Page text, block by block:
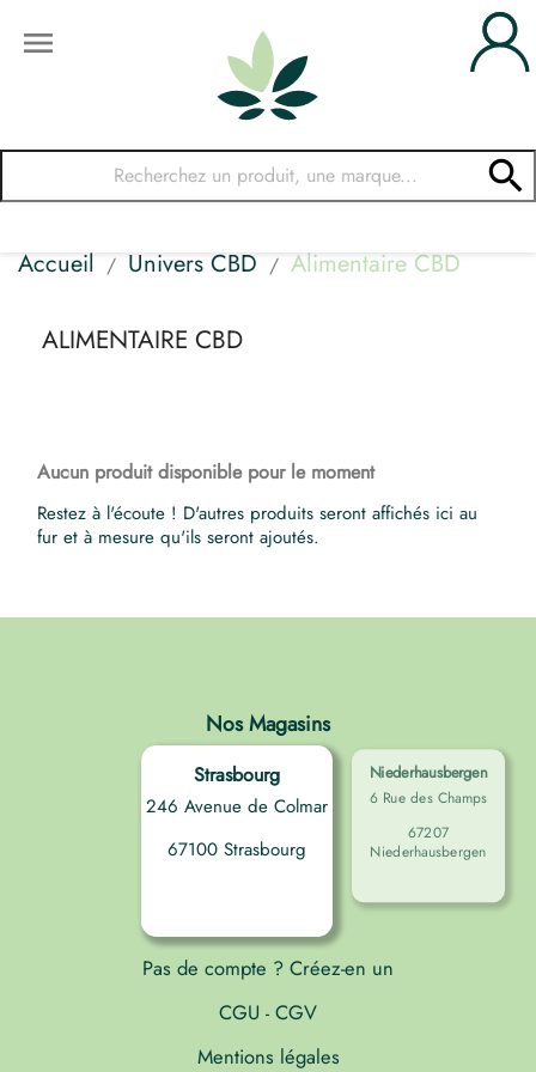


Accueil Univers CBD Alimentaire CBD
ALIMENTAIRE CBD
Aucun produit disponible pour le moment
Restez à l'écoute ! D'autres produits seront affichés ici au
fur et à mesure qu'ils seront ajoutés.
Nos Magasins
Strasbourg
246 Avenue de Colmar
67100 Strasbourg
Niederhausbergen
6 Rue des Champs
67207
Niederhausbergen
Pas de compte ? Créez-en un
CGU - CGV
Mentions légales